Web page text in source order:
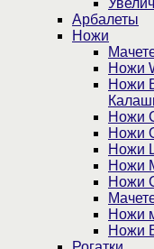
Арбалеты
Ножи
Ножи
Ножи
Ножи
Ножи
Ножи
Ножи
Ножи
Ножи
Ножи